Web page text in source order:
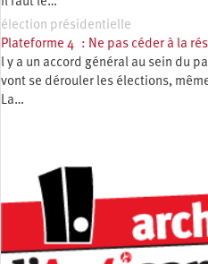
élection présidentielle
Plateforme 4 : Ne pas céder à la
l y a un accord général au sein du
vont se dérouler les élections,
La…